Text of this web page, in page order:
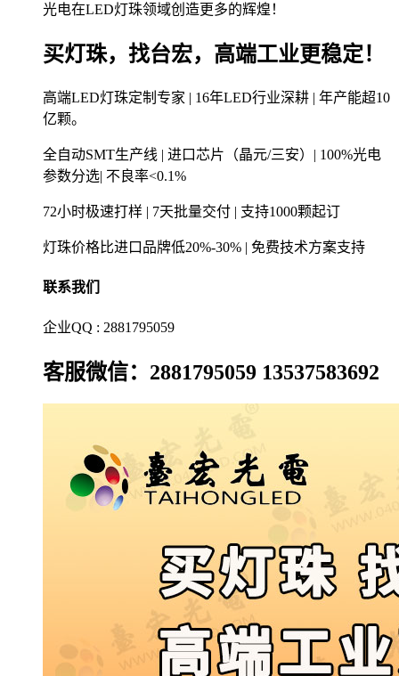
光电在LED灯珠领域创造更多的辉煌！
买灯珠，找台宏，高端工业更稳定！
高端LED灯珠定制专家 | 16年LED行业深耕 | 年产能超10
亿颗。
全自动SMT生产线 | 进口芯片（晶元/三安）| 100%光电
参数分选| 不良率<0.1%
72小时极速打样 | 7天批量交付 | 支持1000颗起订
灯珠价格比进口品牌低20%-30% | 免费技术方案支持
联系我们
企业QQ : 2881795059
客服微信：2881795059 13537583692